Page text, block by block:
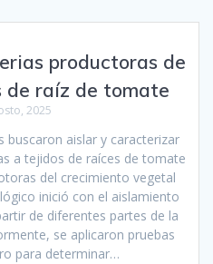
productoras de
de raíz de tomate
2025
buscaron aislar y caracterizar
a tejidos de raíces de tomate
del crecimiento vegetal
inició con el aislamiento
de diferentes partes de la
se aplicaron pruebas
para determinar…